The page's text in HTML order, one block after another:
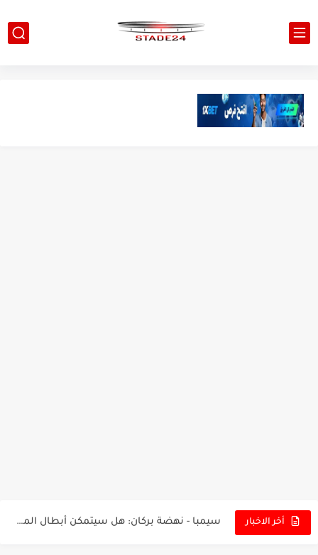
أخر الاخبار سيمبا - نهضة بركان: هل سيتمكن أبطال المغرب من الحفاظ...